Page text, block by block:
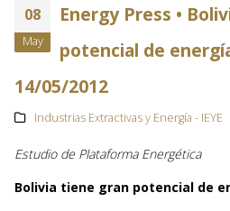
08
May
Energy Press •
potencial de
14/05/2012
Industrias Extractivas y Energía - IEYE
Estudio de Plataforma Energética
Bolivia tiene gran potencial de